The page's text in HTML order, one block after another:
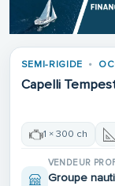
SEMI-RIGIDE
Capelli
1 × 300 ch
VENDEUR
Groupe